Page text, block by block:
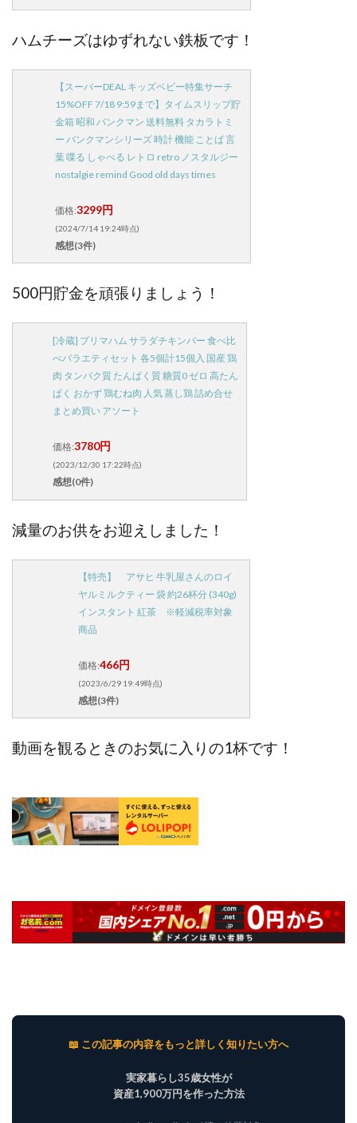
ハムチーズはゆずれない鉄板です！
【スーパーDEAL キッズベビー特集サーチ
15%OFF 7/18 9:59まで】タイムスリップ貯
金箱 昭和 バンクマン 送料無料 タカラトミ
ー バンクマンシリーズ 時計 機能 ことば 言
葉 喋る しゃべる レトロ retro ノスタルジー
nostalgie remind Good old days times
価格:3299円
(2024/7/14 19:24時点)
感想(3件)
500円貯金を頑張りましょう！
[冷蔵] プリマハム サラダチキンバー 食べ比
べバラエティセット 各5個計15個入 国産 鶏
肉 タンパク質 たんぱく質 糖質0 ゼロ 高たん
ぱく おかず 鶏むね肉 人気 蒸し鶏 詰め合せ
まとめ買い アソート
価格:3780円
(2023/12/30 17:22時点)
感想(0件)
減量のお供をお迎えしました！
【特売】 アサヒ 牛乳屋さんのロイ
ヤルミルクティー 袋 約26杯分 (340g)
インスタント 紅茶 ※軽減税率対象
商品
価格:466円
(2023/6/29 19:49時点)
感想(3件)
動画を観るときのお気に入りの1杯です！
📖 この記事の内容をもっと詳しく知りたい方へ
実家暮らし35歳女性が
資産1,900万円を作った方法